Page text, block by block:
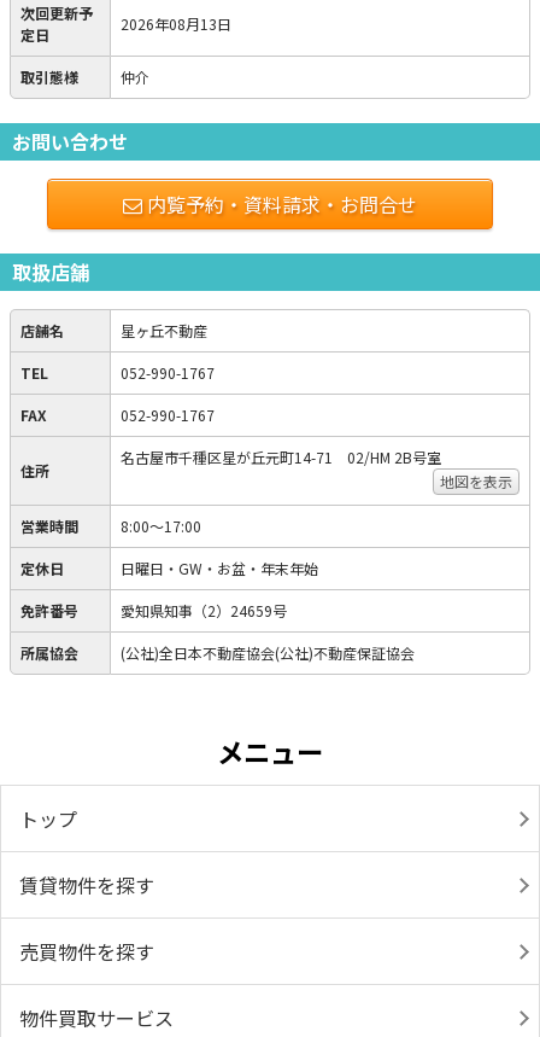
次回更新予
定日
2026年08月13日
取引態様 仲介
お問い合わせ
内覧予約・資料請求・お問合せ
取扱店舗
店舗名 星ヶ丘不動産
TEL 052-990-1767
FAX 052-990-1767
住所
名古屋市千種区星が丘元町14-71 02/HM 2B号室
地図を表示
営業時間 8:00～17:00
定休日 日曜日・GW・お盆・年末年始
免許番号 愛知県知事（2）24659号
所属協会 (公社)全日本不動産協会(公社)不動産保証協会
メニュー
トップ
賃貸物件を探す
売買物件を探す
物件買取サービス